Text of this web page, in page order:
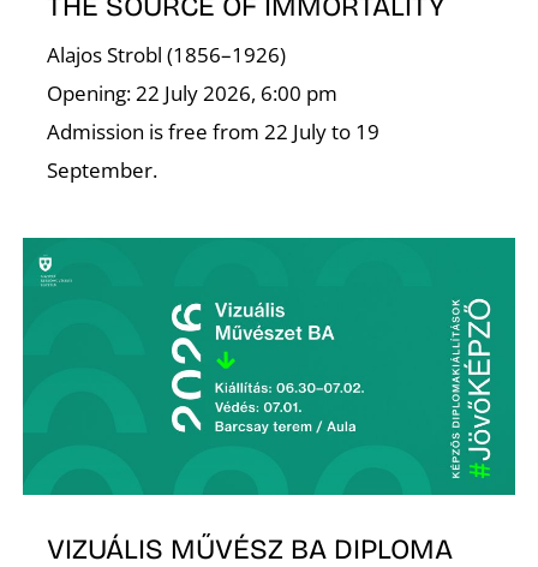
Alajos Strobl (1856–1926)
Opening: 22 July 2026, 6:00 pm
Admission is free from 22 July to 19
September.
VIZUÁLIS MŰVÉSZ BA DIPLOMA